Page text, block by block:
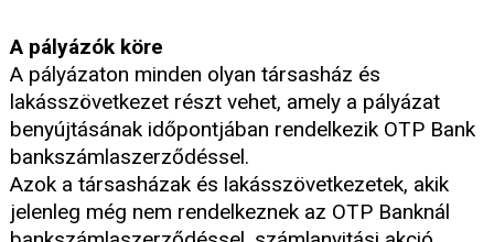
A pályázók köre
A pályázaton minden olyan társasház és
lakásszövetkezet részt vehet, amely a pályázat
benyújtásának időpontjában rendelkezik OTP Bank
bankszámlaszerződéssel.
Azok a társasházak és lakásszövetkezetek, akik
jelenleg még nem rendelkeznek az OTP Banknál